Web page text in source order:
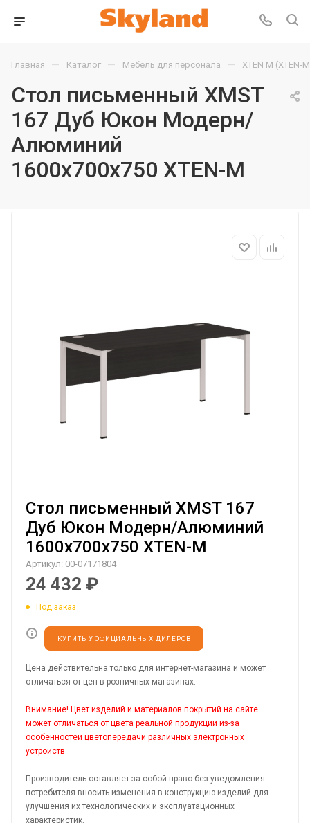
Главная — Каталог — Мебель для персонала — XTEN М (XTEN-
Стол письменный XMST
167 Дуб Юкон Модерн/
Алюминий
1600х700х750 XTEN-M
Стол письменный XMST 167
Дуб Юкон Модерн/Алюминий
1600х700х750 XTEN-M
Артикул: 00-07171804
24 432 ₽
Под заказ
КУПИТЬ У ОФИЦИАЛЬНЫХ ДИЛЕРОВ
Цена действительна только для интернет-магазина и может
отличаться от цен в розничных магазинах.
Внимание! Цвет изделий и материалов покрытий на сайте
может отличаться от цвета реальной продукции из-за
особенностей цветопередачи различных электронных
устройств.
Производитель оставляет за собой право без уведомления
потребителя вносить изменения в конструкцию изделий для
улучшения их технологических и эксплуатационных
характеристик.